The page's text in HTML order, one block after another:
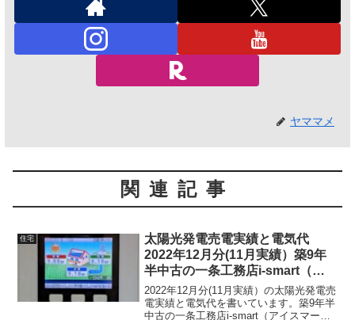
ヤママメ
関連記事
住宅
太陽光発電売電実績と電気代
2022年12月分(11月実績）築9年
半中古の一条工務店i-smart（ア
イスマート）
2022年12月分(11月実績）の太陽光発電売
電実績と電気代を書いています。築9年半
中古の一条工務店i-smart（アイスマー